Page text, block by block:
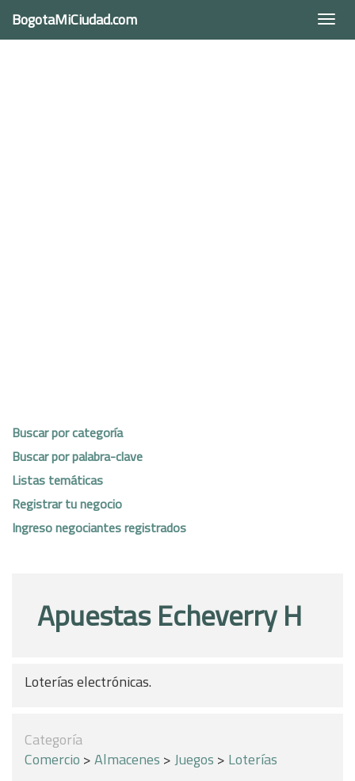
BogotaMiCiudad.com
Buscar por categoría
Buscar por palabra-clave
Listas temáticas
Registrar tu negocio
Ingreso negociantes registrados
Apuestas Echeverry H
Loterías electrónicas.
Categoría
Comercio >Almacenes >Juegos > Loterías